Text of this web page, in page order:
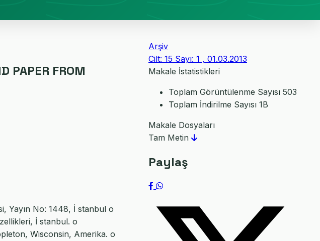
PAPER FROM
Yayın No: 1448, İ stanbul o
İ stanbul. o
Wisconsin, Amerika. o
Arşiv
Cilt: 15 Sayı: 1 , 01.03.2013
Makale İstatistikleri
Toplam Görüntülenme Sayısı 503
Toplam İndirilme Sayısı 1B
Makale Dosyaları
Tam Metin
Paylaş